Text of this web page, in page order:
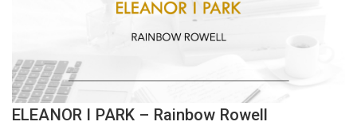
ELEANOR I PARK – Rainbow Rowell